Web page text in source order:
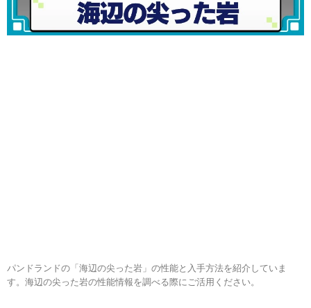
パンドランドの「海辺の尖った岩」の性能と入手方法を紹介していま
す。海辺の尖った岩の性能情報を調べる際にご活用ください。